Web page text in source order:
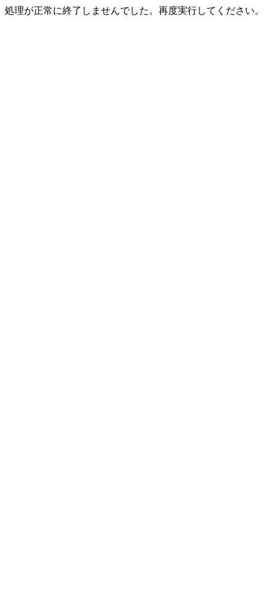
処理が正常に終了しませんでした。再度実行してください。